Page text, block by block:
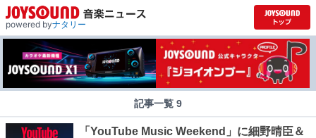
powered byナタリー
記事一覧 9
「YouTube Music Weekend」に細野晴臣＆